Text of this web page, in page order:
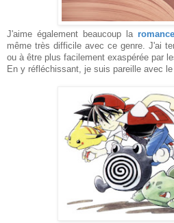
J'aime également beaucoup la romance
même très difficile avec ce genre. J'ai
ou à être plus facilement exaspérée par
En y réfléchissant, je suis pareille avec